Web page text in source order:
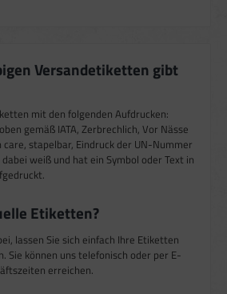
Versandetiketten gibt
mit den folgenden Aufdrucken:
gemäß IATA, Zerbrechlich, Vor Nässe
stapelbar, Eindruck der UN-Nummer
weiß und hat ein Symbol oder Text in
Etiketten?
lassen Sie sich einfach Ihre Etiketten
Sie können uns telefonisch oder per E-
erreichen.